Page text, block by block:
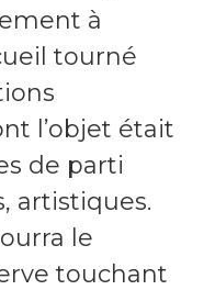
à
tourné
l’objet était
de parti
artistiques.
le
touchant